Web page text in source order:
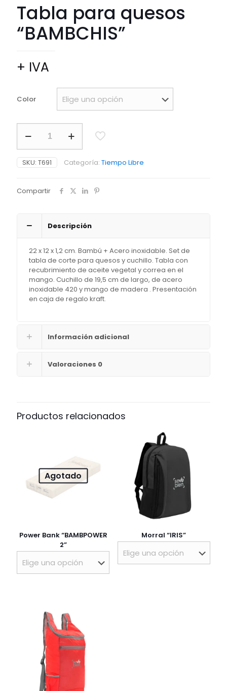
Tabla para quesos
“BAMBCHIS”
+ IVA
Color
para
quesos
"BAMBCHIS"
cantidad
SKU: T691 Categoría: Tiempo Libre
Compartir
Descripción
22 x 12 x 1,2 cm. Bambú + Acero inoxidable. Set de
tabla de corte para quesos y cuchillo. Tabla con
recubrimiento de aceite vegetal y correa en el
mango. Cuchillo de 19,5 cm de largo, de acero
inoxidable 420 y mango de madera . Presentación
en caja de regalo kraft.
Información adicional
Valoraciones 0
Productos relacionados
Agotado
Power Bank “BAMBPOWER
2”
Morral “IRIS”